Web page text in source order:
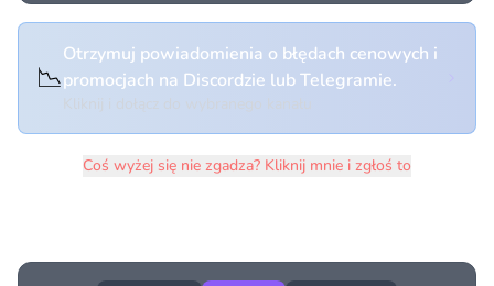
📉
Otrzymuj powiadomienia o błędach cenowych i
promocjach na Discordzie lub Telegramie.
Coś wyżej się nie zgadza? Kliknij mnie i zgłoś to